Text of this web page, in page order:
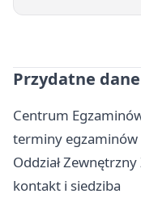
Przydatne
Centrum
terminy egzaminów
Oddział
kontakt i siedziba